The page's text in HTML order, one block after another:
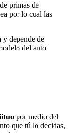
primas de
por lo cual las
y depende de
del auto.
por medio del
que tú lo decidas,